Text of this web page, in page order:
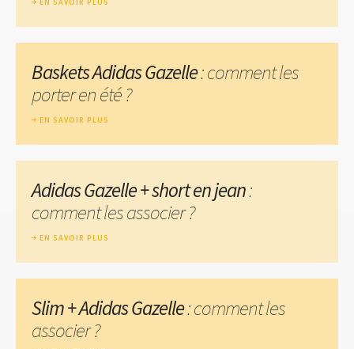
Baskets Adidas Gazelle: comment les
porter en été ?
EN SAVOIR PLUS
Adidas Gazelle + short en jean:
comment les associer ?
EN SAVOIR PLUS
Slim + Adidas Gazelle: comment les
associer ?